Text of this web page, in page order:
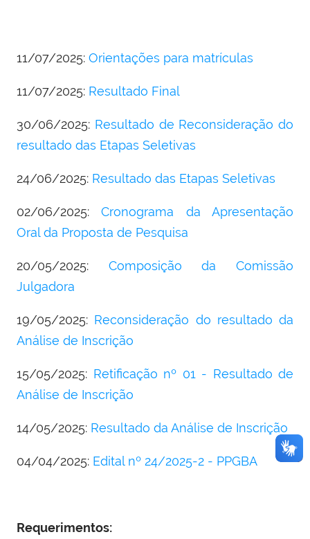
11/07/2025: Orientações para matrículas
11/07/2025: Resultado Final
30/06/2025: Resultado de Reconsideração do
resultado das Etapas Seletivas
24/06/2025: Resultado das Etapas Seletivas
02/06/2025:Cronograma da Apresentação
Oral da Proposta de Pesquisa
20/05/2025: Composição da Comissão
Julgadora
19/05/2025: Reconsideração do resultado da
Análise de Inscrição
15/05/2025: Retificação nº 01 - Resultado de
Análise de Inscrição
14/05/2025: Resultado da Análise de Inscrição
04/04/2025: Edital nº 24/2025-2 - PPGBA
Requerimentos: